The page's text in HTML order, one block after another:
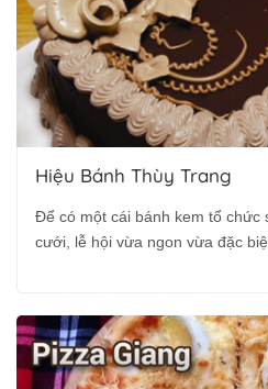
Hiệu Bánh Thùy Trang
Để có một cái bánh kem tổ chức
cưới, lễ hội vừa ngon vừa đặc